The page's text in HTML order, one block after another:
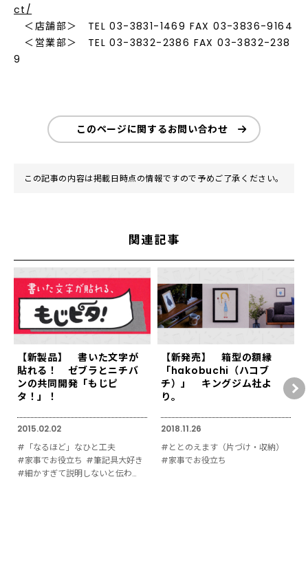
ct/
＜店舗部＞ TEL 03-3831-1469 FAX 03-3836-9164
＜営業部＞ TEL 03-3832-2386 FAX 03-3832-238
9
このページに関するお問い合わせ
この記事の内容は掲載日時点の情報ですので予めご了承ください。
関連記事
【新製品】 書いた文字が
貼れる！ ゼブラとニチバ
ンの共同開発「もじピ
タ！」！
2015.02.02
#「なるほど」なひと工夫
#家事でお役立ち #筆記具大好き
#細かすぎて説明しないと伝わりにくい
【新発売】 箱型の額縁
「hakobuchi（ハコブ
チ）」 キングジム社よ
り。
2018.11.26
#ととのえます（片づけ・収納）
#家事でお役立ち